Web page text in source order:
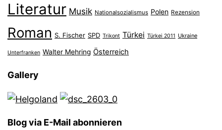
Literatur Musik Nationalsozialismus Polen Rezension
Roman S. Fischer SPD Trikont Türkei Türkei 2011 Ukraine
Unterfranken Walter Mehring Österreich
Gallery
Blog via E-Mail abonnieren